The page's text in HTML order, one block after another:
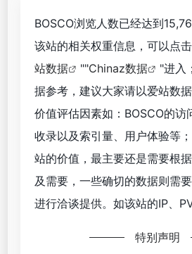
BOSCO浏览人数已经达到
该站的相关权重信息，可以点
站数据
""Chinaz数据
"进入
据参考，建议大家请以爱站数
价值评估因素如：BOSCO的访
收录以及索引量、用户体验等
站的价值，最主要还是需要根
及需要，一些确切的数据则需
进行洽谈提供。如该站的IP、
特别声明